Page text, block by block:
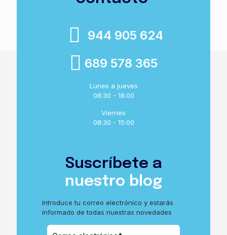
944 905 624
689 578 365
Lunes a jueves
08:30 - 18:00
Viernes
08:30 - 15:00
Suscríbete a
nuestro blog
Introduce tu correo electrónico y estarás
informado de todas nuestras novedades